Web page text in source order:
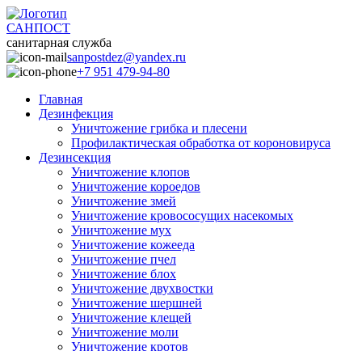
САНПОСТ
санитарная служба
sanpostdez@yandex.ru
+7 951 479-94-80
Главная
Дезинфекция
Уничтожение грибка и плесени
Профилактическая обработка от короновируса
Дезинсекция
Уничтожение клопов
Уничтожение короедов
Уничтожение змей
Уничтожение кровососущих насекомых
Уничтожение мух
Уничтожение кожееда
Уничтожение пчел
Уничтожение блох
Уничтожение двухвостки
Уничтожение шершней
Уничтожение клещей
Уничтожение моли
Уничтожение кротов